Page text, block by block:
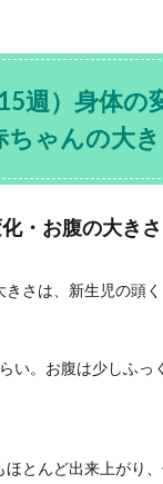
週）身体の
ちゃんの大き
・お腹の大きさ
さは、新生児の頭
い。お腹は少しふっ
とんど出来上がり